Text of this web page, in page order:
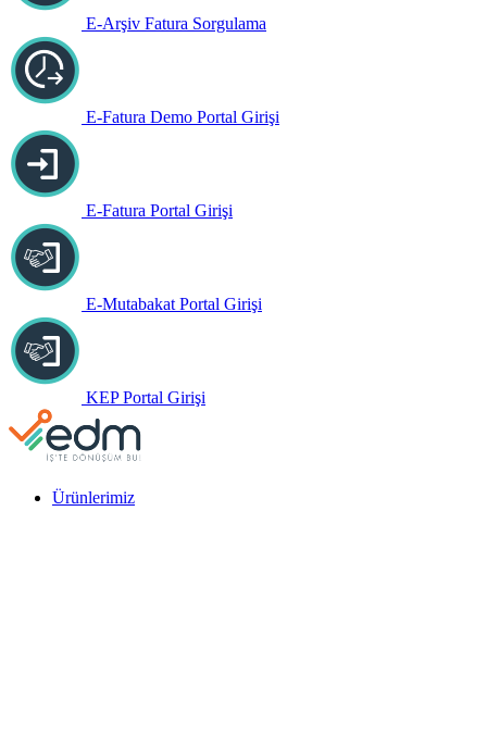
E-Arşiv Fatura Sorgulama
E-Fatura Demo Portal Girişi
E-Fatura Portal Girişi
E-Mutabakat Portal Girişi
KEP Portal Girişi
Ürünlerimiz